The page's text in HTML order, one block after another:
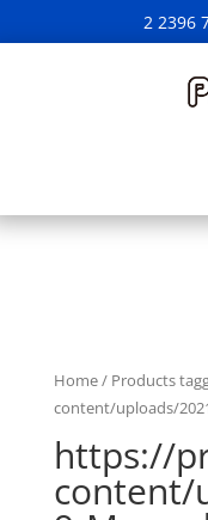
2 2396
Home/ Products
content/uploads/
https://
content/